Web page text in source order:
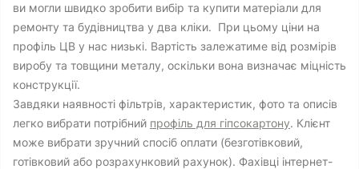
ви могли швидко зробити вибір та купити матеріали для
ремонту та будівництва у два кліки. При цьому ціни на
профіль ЦВ ​​у нас низькі. Вартість залежатиме від розмірів
виробу та товщини металу, оскільки вона визначає міцність
конструкції.
Завдяки наявності фільтрів, характеристик, фото та описів
легко вибрати потрібний профіль для гіпсокартону. Клієнт
може вибрати зручний спосіб оплати (безготівковий,
готівковий або розрахунковий рахунок). Фахівці інтернет-